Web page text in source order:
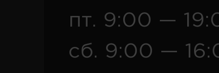
пт. 9:00 —
сб. 9:00 —